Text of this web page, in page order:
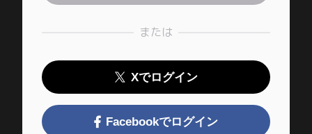
または
Xでログイン
Facebookでログイン